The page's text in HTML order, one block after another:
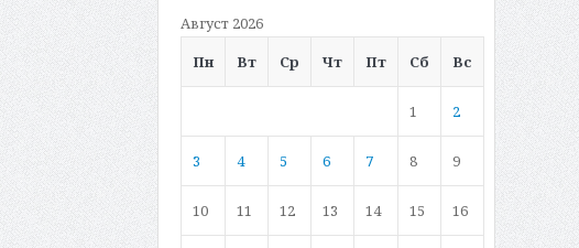
Август 2026
Пн
Вт Ср Чт Пт Сб Вс
1 2
3 4 5 6 7 8 9
10 11 12 13 14 15 16